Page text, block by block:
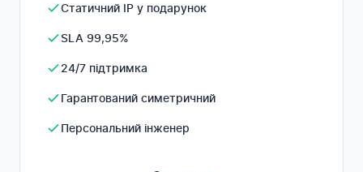
Статичний IP у подарунок
SLA 99,95%
24/7 підтримка
Гарантований симетричний
Персональний інженер